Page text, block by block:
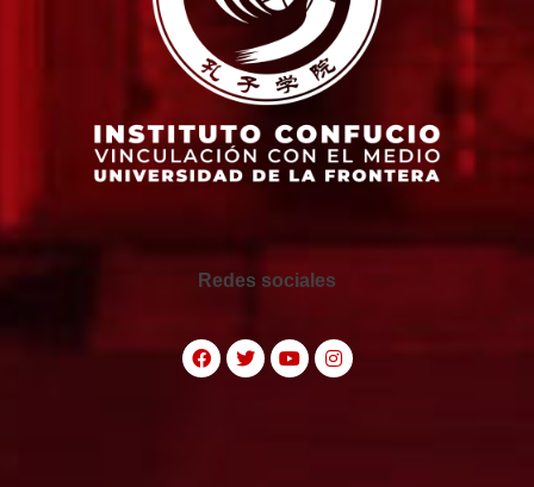
Redes sociales